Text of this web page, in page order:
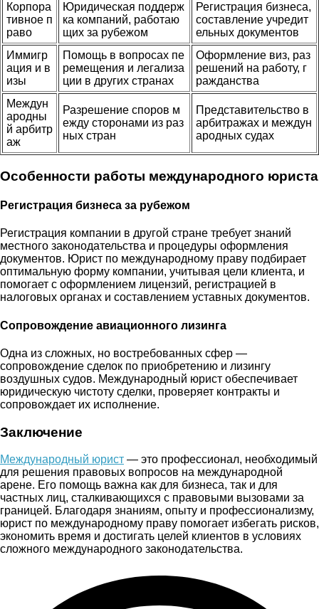
Корпора
тивное п
раво
Юридическая поддерж
ка компаний, работаю
щих за рубежом
Регистрация бизнеса,
составление учредит
ельных документов
Иммигр
ация и в
изы
Помощь в вопросах пе
ремещения и легализа
ции в других странах
Оформление виз, раз
решений на работу, г
ражданства
Междун
ародны
й арбитр
аж
Разрешение споров м
ежду сторонами из раз
ных стран
Представительство в
арбитражах и междун
ародных судах
Особенности работы международного юриста
Регистрация бизнеса за рубежом
Регистрация компании в другой стране требует знаний
местного законодательства и процедуры оформления
документов. Юрист по международному праву подбирает
оптимальную форму компании, учитывая цели клиента, и
помогает с оформлением лицензий, регистрацией в
налоговых органах и составлением уставных документов.
Сопровождение авиационного лизинга
Одна из сложных, но востребованных сфер —
сопровождение сделок по приобретению и лизингу
воздушных судов. Международный юрист обеспечивает
юридическую чистоту сделки, проверяет контракты и
сопровождает их исполнение.
Заключение
Международный юрист — это профессионал, необходимый
для решения правовых вопросов на международной
арене. Его помощь важна как для бизнеса, так и для
частных лиц, сталкивающихся с правовыми вызовами за
границей. Благодаря знаниям, опыту и профессионализму,
юрист по международному праву помогает избегать рисков,
экономить время и достигать целей клиентов в условиях
сложного международного законодательства.